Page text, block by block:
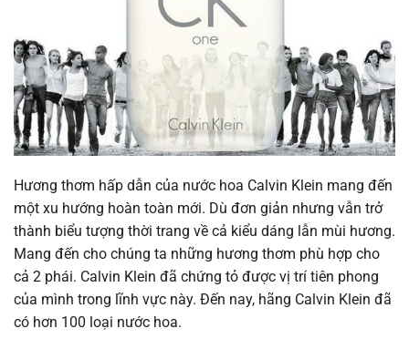
Hương thơm hấp dẫn của nước hoa Calvin Klein mang đến
một xu hướng hoàn toàn mới. Dù đơn giản nhưng vẫn trở
thành biểu tượng thời trang về cả kiểu dáng lẫn mùi hương.
Mang đến cho chúng ta những hương thơm phù hợp cho
cả 2 phái. Calvin Klein đã chứng tỏ được vị trí tiên phong
của mình trong lĩnh vực này. Đến nay, hãng Calvin Klein đã
có hơn 100 loại nước hoa.